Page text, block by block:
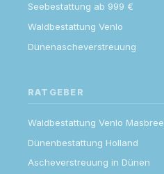
Seebestattung ab 999 €
Waldbestattung Venlo
Dünenascheverstreuung
RATGEBER
Waldbestattung Venlo Masbree
Dünenbestattung Holland
Ascheverstreuung in Dünen